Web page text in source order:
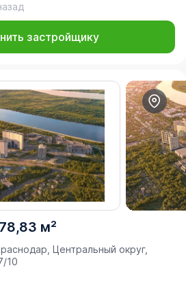
застройщику
78,83 м²
Центральный округ,
10